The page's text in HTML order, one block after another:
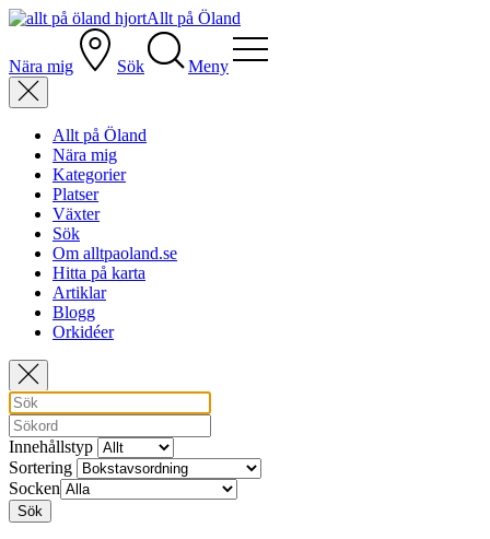
Allt på Öland
Nära mig Sök Meny
Allt på Öland
Nära mig
Kategorier
Platser
Växter
Sök
Om alltpaoland.se
Hitta på karta
Artiklar
Blogg
Orkidéer
Innehållstyp
Sortering
Socken
Sök